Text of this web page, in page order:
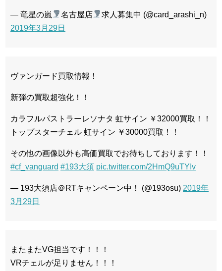
— 竜星の嵐 名古屋店
求人募集中 (@card_arashi_n)
2019年3月29日
ヴァンガード買取情報！
新弾の買取超強化！！
カラフルパストラーレソナタ 虹サイン ￥32000買取！！
トップスターチェル 虹サイン ￥30000買取！！
その他の画像以外も高価買取でお待ちしております！！
#cf_vanguard #193大須 pic.twitter.com/2HmQ9uTYIv
— 193大須店＠RTキャンペーン中！ (@193osu) 2019年
3月29日
またまたVG担当です！！！
VRチェルが足りません！！！